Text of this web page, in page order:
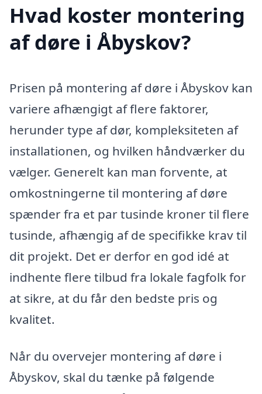
Hvad koster montering
af døre i Åbyskov?
Prisen på montering af døre i Åbyskov kan
variere afhængigt af flere faktorer,
herunder type af dør, kompleksiteten af
installationen, og hvilken håndværker du
vælger. Generelt kan man forvente, at
omkostningerne til montering af døre
spænder fra et par tusinde kroner til flere
tusinde, afhængig af de specifikke krav til
dit projekt. Det er derfor en god idé at
indhente flere tilbud fra lokale fagfolk for
at sikre, at du får den bedste pris og
kvalitet.
Når du overvejer montering af døre i
Åbyskov, skal du tænke på følgende